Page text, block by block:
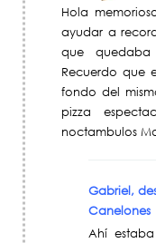
Hola
ayudar a
que
Recuerdo que
fondo del
pizza
noctambulos
Gabriel,
Canelones
Ahí